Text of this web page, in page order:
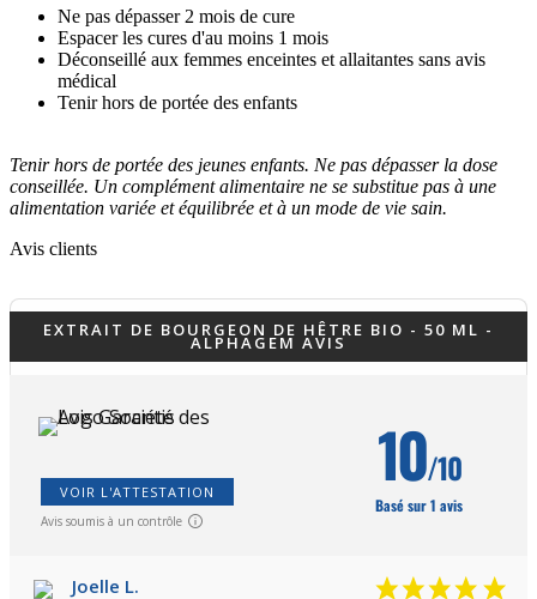
Ne pas dépasser 2 mois de cure
Espacer les cures d'au moins 1 mois
Déconseillé aux femmes enceintes et allaitantes sans avis
médical
Tenir hors de portée des enfants
Tenir hors de portée des jeunes enfants. Ne pas dépasser la dose
conseillée. Un complément alimentaire ne se substitue pas à une
alimentation variée et équilibrée et à un mode de vie sain.
Avis clients
EXTRAIT DE BOURGEON DE HÊTRE BIO - 50 ML -
ALPHAGEM AVIS
VOIR L'ATTESTATION
Avis soumis à un contrôle
10/10
Basé sur 1 avis
Joelle L.